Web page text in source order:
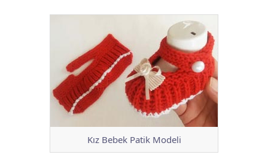
Kız Bebek Patik Modeli